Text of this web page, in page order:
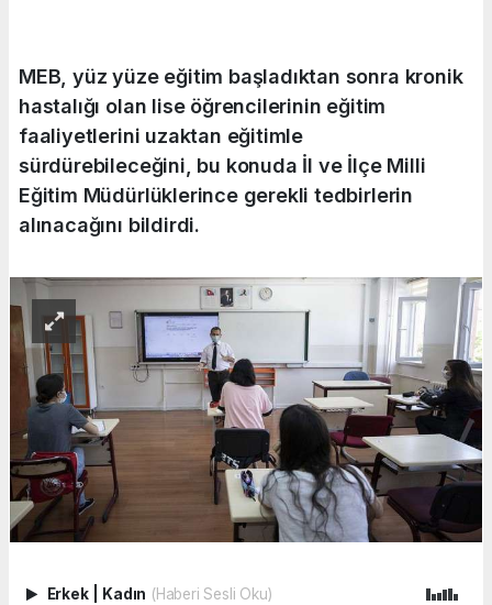
MEB, yüz yüze eğitim başladıktan sonra kronik
hastalığı olan lise öğrencilerinin eğitim
faaliyetlerini uzaktan eğitimle
sürdürebileceğini, bu konuda İl ve İlçe Milli
Eğitim Müdürlüklerince gerekli tedbirlerin
alınacağını bildirdi.
Erkek Kadın (Haberi Sesli Oku)